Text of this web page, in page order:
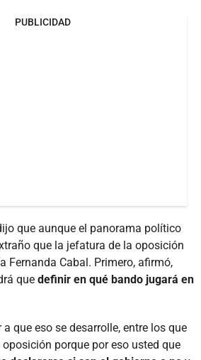
PUBLICIDAD
que aunque el panorama político
que la jefatura de la oposición
Fernanda Cabal. Primero, afirmó,
que definir en qué bando jugará en
a que eso se desarrolle, entre los que
porque por eso usted que